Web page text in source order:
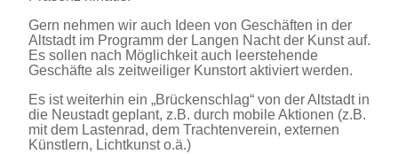
Gern nehmen wir auch Ideen von Geschäften in der
Altstadt im Programm der Langen Nacht der Kunst auf.
Es sollen nach Möglichkeit auch leerstehende
Geschäfte als zeitweiliger Kunstort aktiviert werden.
Es ist weiterhin ein „Brückenschlag“ von der Altstadt in
die Neustadt geplant, z.B. durch mobile Aktionen (z.B.
mit dem Lastenrad, dem Trachtenverein, externen
Künstlern, Lichtkunst o.ä.)